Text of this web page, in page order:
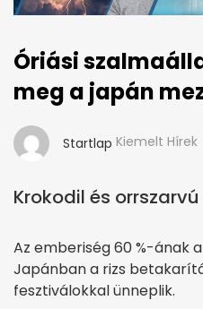
Óriási
meg a japán
Startlap Kiemelt Hírek
Krokodil és
Az emberiség 60 %-ának
Japánban a rizs
fesztiválokkal ünneplik.